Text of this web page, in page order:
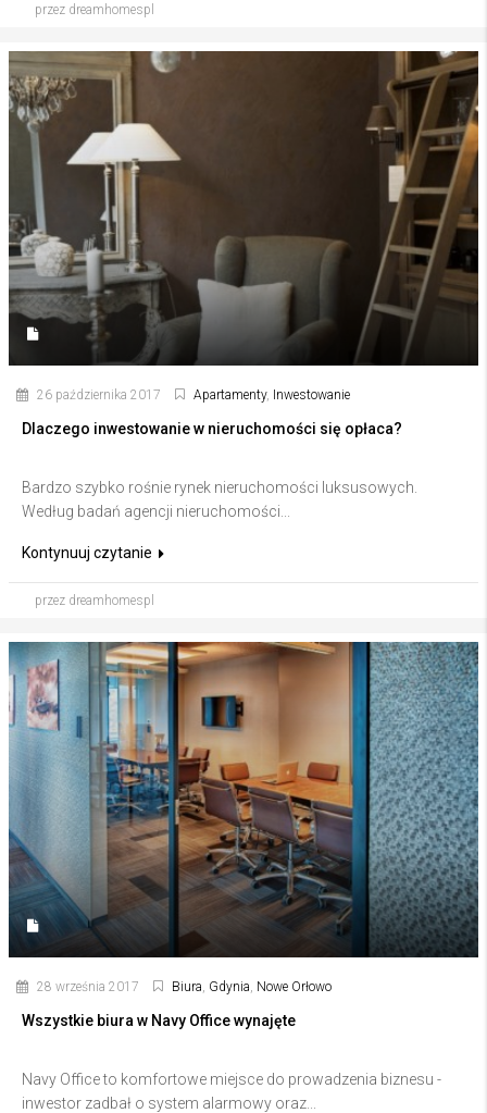
przez dreamhomespl
26 października 2017 Apartamenty, Inwestowanie
Dlaczego inwestowanie w nieruchomości się opłaca?
Bardzo szybko rośnie rynek nieruchomości luksusowych.
Według badań agencji nieruchomości...
Kontynuuj czytanie
przez dreamhomespl
28 września 2017 Biura, Gdynia, Nowe Orłowo
Wszystkie biura w Navy Office wynajęte
Navy Office to komfortowe miejsce do prowadzenia biznesu -
inwestor zadbał o system alarmowy oraz...